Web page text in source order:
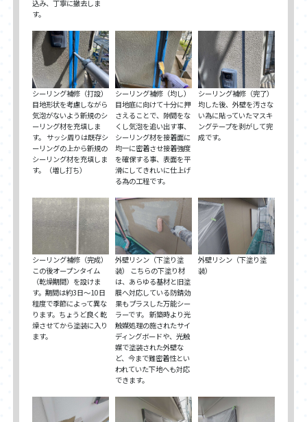
込み、丁寧に撤去しま
す。
シーリング補修（打設）
目地形状を考慮しながら
気泡がないよう新規のシ
ーリング材を充填しま
す。 サッシ周りは既存シ
ーリングの上から新規の
シーリング材を充填しま
す。（増し打ち）
シーリング補修（均し）
目地底に向けて十分に押
さえることで、隙間をな
くし気泡を追い出す事、
シーリング材を接着面に
均一に密着させ接着強度
を確保する事、表面を平
滑にしてきれいに仕上げ
る為の工程です。
シーリング補修（完了）
均した後、外壁を汚さな
い為に貼っていたマスキ
ングテープを剥がして完
成です。
シーリング補修（完成）
この後オープンタイム
（乾燥期間）を設けま
す。期間は約3日～10日
程度で季節によって異な
ります。ちょうど良く乾
燥させてから塗装に入り
ます。
外壁リシン（下塗り塗
装） こちらの下塗り材
は、あらゆる基材と旧塗
膜へ対応している防錆効
果もプラスした万能シー
ラーです。 新築時より光
触媒処理の施されたサイ
ディングボードや、光触
媒で塗装された外壁な
ど、今まで難密着性とい
われていた下地へも対応
できます。
外壁リシン（下塗り塗
装）